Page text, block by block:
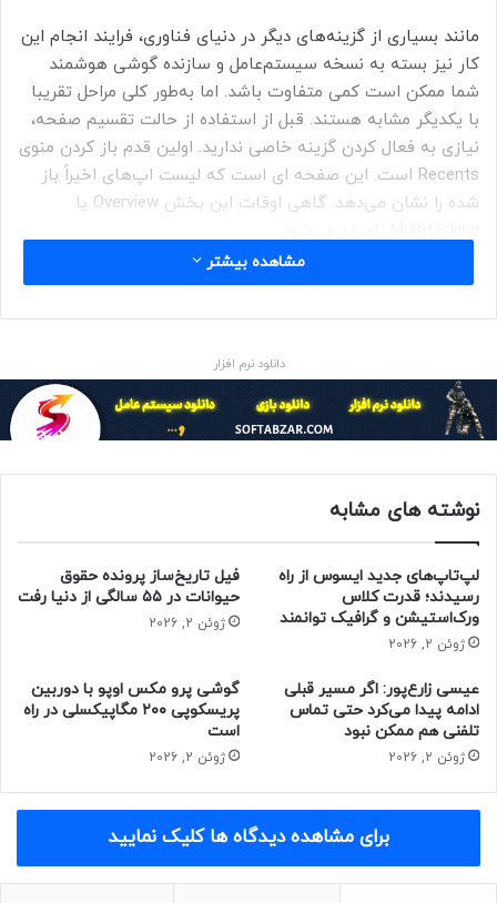
مانند بسیاری از گزینه‌های دیگر در دنیای فناوری، فرایند انجام این
کار نیز بسته به نسخه سیستم‌عامل و سازنده گوشی هوشمند
شما ممکن است کمی متفاوت باشد. اما به‌طور کلی مراحل تقریبا
با یکدیگر مشابه هستند. قبل از استفاده از حالت تقسیم صفحه،
نیازی به فعال کردن گزینه خاصی ندارید. اولین قدم باز کردن منوی
Recents است. این صفحه ای است که لیست اپ‌های اخیراً باز
شده را نشان می‌دهد. گاهی اوقات این بخش Overview
یا
اگر از پیمایش اشاره‌ای (gesture navigation) استفاده می‌کنید،
انگشت خود را از پایین صفحه به بالا کشیده و آن خود را برای چند
استفاده می‌کنید، روی دکمه Recents ضربه بزنید.
در مرحله بعد، اپلیکیشنی که می‌خواهید در نیمه بالای صفحه قرار
دهید، پیدا کنید. روی آیکون آن در بالای پنجره پیش‌نمایش ضربه
بزنید.
Split Screen را از منو انتخاب کنید. همچنین این گزینه ممکن
است با عبارت Open in Split Screen View نشان داده شود.
اپ‌های اخیر نیز در زیر آن ظاهر می‌شوند و می‌توانید یکی را برای
قرار دادن آن در نیمه پایین نمایشگر انتخاب کنید.
مشاهده بیشتر
دانلود نرم افزار
نوشته های مشابه
لپ‌تاپ‌های جدید ایسوس از راه
رسیدند؛ قدرت کلاس
ورک‌استیشن و گرافیک توانمند
ژوئن 2, 2026
فیل تاریخ‌ساز پرونده حقوق
حیوانات در ۵۵ سالگی از دنیا رفت
ژوئن 2, 2026
عیسی زارع‌پور: اگر مسیر قبلی
ادامه پیدا می‌کرد حتی تماس
تلفنی هم ممکن نبود
ژوئن 2, 2026
گوشی پرو مکس اوپو با دوربین
پریسکوپی ۲۰۰ مگاپیکسلی در راه
است
ژوئن 2, 2026
برای مشاهده دیدگاه ها کلیک نمایید